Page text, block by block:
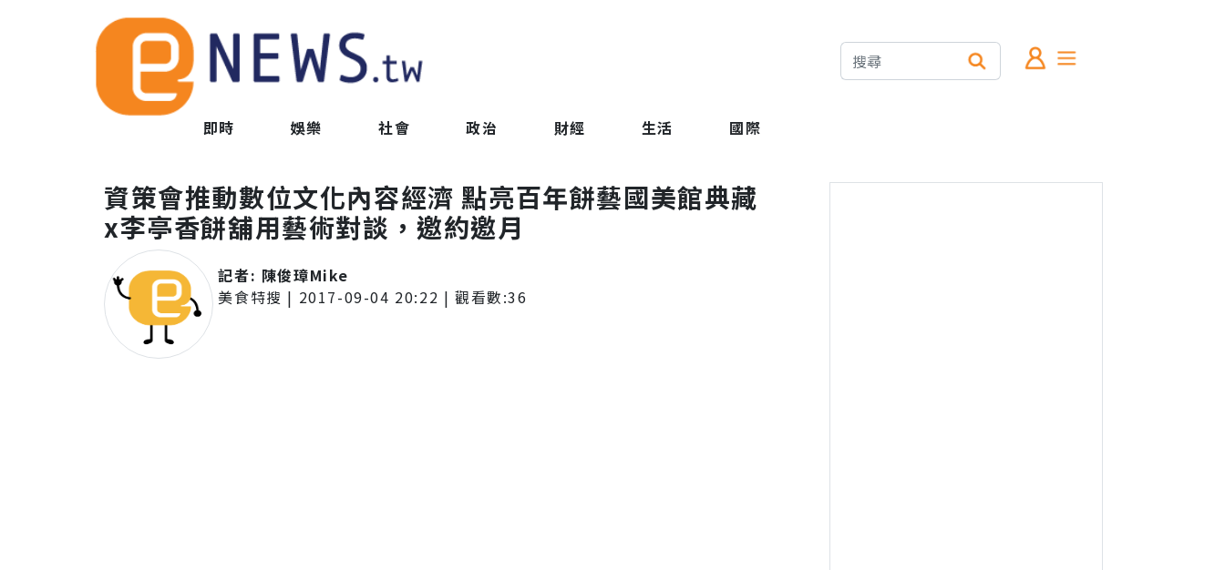
即時 娛樂 社會 政治 財經 生活 國際
資策會推動數位文化內容經濟 點亮百年餅藝國美館典藏
x李亭香餅舖用藝術對談，邀約邀月
記者: 陳俊璋Mike
美食特搜 | 2017-09-04 20:22 | 觀看數:36